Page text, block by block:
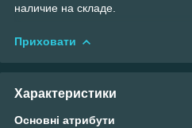
наличие на складе.
Приховати
Характеристики
Основні атрибути